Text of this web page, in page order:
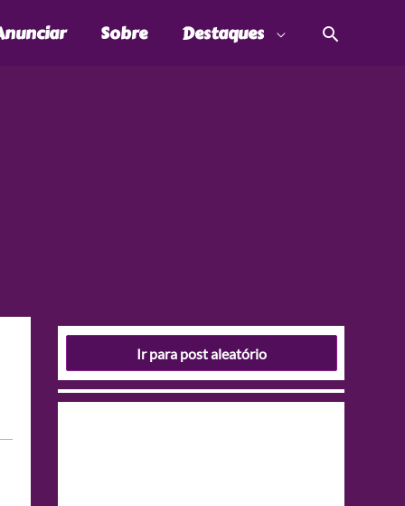
Sobre Destaques
Ir para post aleatório